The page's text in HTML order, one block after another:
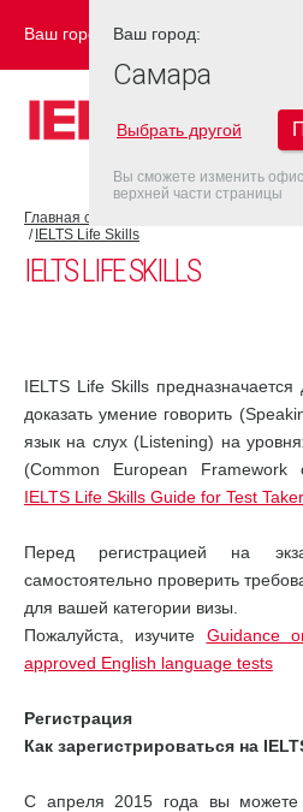
Ваш город: САМАРА
Главная страница
IELTS Life Skills
IELTS LIFE SKILLS
IELTS Life Skills
доказать умение говорить
язык на слух (Listening) на
(Common European
IELTS Life Skills Guide for Test
Перед регистрацией на
самостоятельно проверить
для вашей категории визы.
Пожалуйста, изучите Guidance
approved English language tests
Регистрация
Как зарегистрироваться на
C апреля 2015 года вы
Ваш город:
Самара
Выбрать другой
Вы сможете изменить
верхней части страницы